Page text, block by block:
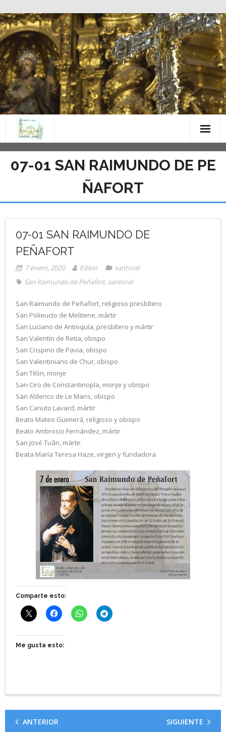
Saltar
al
contenido
07-01 SAN RAIMUNDO DE PE
ÑAFORT
07-01 SAN RAIMUNDO DE
PEÑAFORT
7 enero, 2020 Editor
santoral
San Raimundo de Peñafort, santoral
San Raimundo de Peñafort, religioso presbítero
San Polieucto de Melitene, mártir
San Luciano de Antioquía, presbítero y mártir
San Valentín de Retia, obispo
San Crispino de Pavia, obispo
San Valentiniano de Chur, obispo
San Tilón, monje
San Ciro de Constantinopla, monje y obispo
San Alderico de Le Mans, obispo
San Canuto Lavard, mártir
Beato Mateo Guimerá, religioso y obispo
Beato Ambrosio Fernández, mártir
San José Tuân, mártir
Beata María Teresa Haze, virgen y fundadora
Comparte esto:
Me gusta esto:
ANTERIOR SIGUIENTE